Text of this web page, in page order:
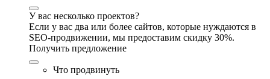
У вас несколько проектов?
Если у вас два или более сайтов, которые нуждаются в
SEO-продвижении, мы предоставим скидку 30%.
Получить предложение
Что продвинуть